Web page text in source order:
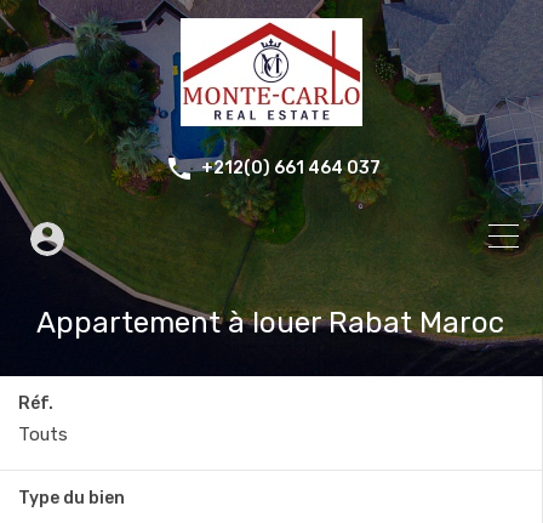
+212(0) 661 464 037
Appartement à louer Rabat Maroc
Réf.
Type du bien